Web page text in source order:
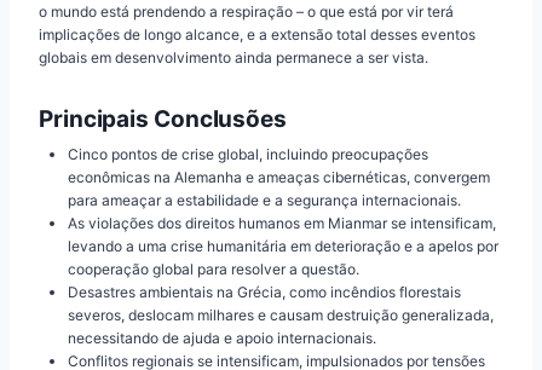
o mundo está prendendo a respiração – o que está por vir terá
implicações de longo alcance, e a extensão total desses eventos
globais em desenvolvimento ainda permanece a ser vista.
Principais Conclusões
Cinco pontos de crise global, incluindo preocupações
econômicas na Alemanha e ameaças cibernéticas, convergem
para ameaçar a estabilidade e a segurança internacionais.
As violações dos direitos humanos em Mianmar se intensificam,
levando a uma crise humanitária em deterioração e a apelos por
cooperação global para resolver a questão.
Desastres ambientais na Grécia, como incêndios florestais
severos, deslocam milhares e causam destruição generalizada,
necessitando de ajuda e apoio internacionais.
Conflitos regionais se intensificam, impulsionados por tensões